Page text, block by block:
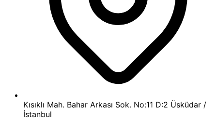
Kısıklı Mah. Bahar Arkası Sok. No:11 D:2 Üsküdar /
İstanbul